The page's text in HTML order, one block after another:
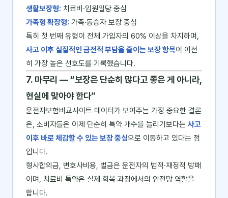
생활보장형: 치료비·입원일당 중심
가족형 확장형: 가족·동승자 보장 중심
특히 첫 번째 유형이 전체 가입자의 60% 이상을 차지하며,
사고 이후 실질적인 금전적 부담을 줄이는 보장 항목이 여전
히 가장 높은 선호도를 기록했습니다.
7. 마무리 ― “보장은 단순히 많다고 좋은 게 아니라,
현실에 맞아야 한다”
운전자보험비교사이트 데이터가 보여주는 가장 중요한 결론
은, 소비자들은 이제 단순히 특약 개수를 늘리기보다는 사고
이후 바로 체감할 수 있는 보장 중심으로 이동하고 있다는 점
입니다.
형사합의금, 변호사비용, 벌금은 운전자의 법적·재정적 방패
이며, 치료비 특약은 실제 회복 과정에서의 안전망 역할을
합니다.